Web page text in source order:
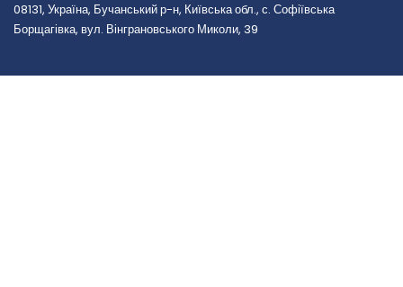
08131, Україна, Бучанський р-н, Київська обл., с. Софіївська
Борщагівка, вул. Вінграновського Миколи, 39